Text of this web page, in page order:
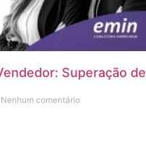
Superação de
Nenhum comentário